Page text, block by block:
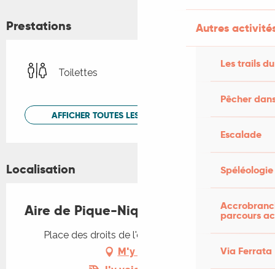
Autres
Les trails
Pêcher
Escalade
Spéléologie
parcours
Via Ferrata
Prestations
Toilettes
AFFICHER TOUTES LES PRESTATIONS
Localisation
Aire de Pique-Nique
Place des droits de l'enfant, 46100 Figeac
M'y rendre